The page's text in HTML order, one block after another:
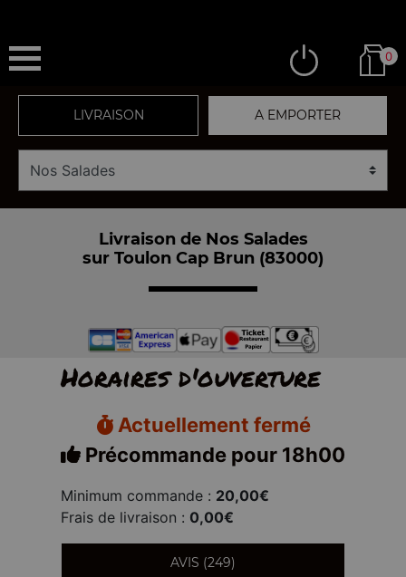
0
LIVRAISON A EMPORTER
Livraison de Nos Salades
sur Toulon Cap Brun (83000)
Horaires d'ouverture
Actuellement fermé
Précommande pour 18h00
Minimum commande : 20,00€
Frais de livraison : 0,00€
AVIS (249)